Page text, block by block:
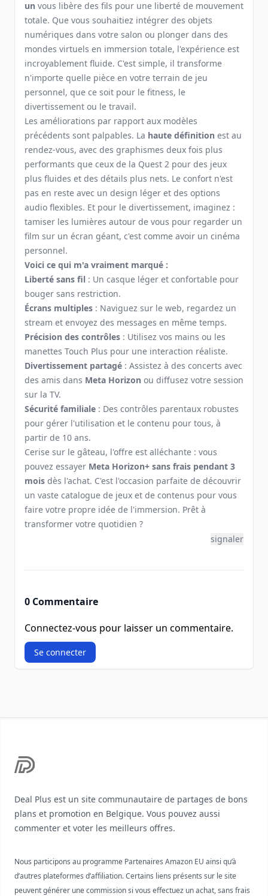
un vous libère des fils pour une liberté de mouvement
totale. Que vous souhaitiez intégrer des objets
numériques dans votre salon ou plonger dans des
mondes virtuels en immersion totale, l'expérience est
incroyablement fluide. C'est simple, il transforme
n'importe quelle pièce en votre terrain de jeu
personnel, que ce soit pour le fitness, le
divertissement ou le travail.
Les améliorations par rapport aux modèles
précédents sont palpables. La haute définition est au
rendez-vous, avec des graphismes deux fois plus
performants que ceux de la Quest 2 pour des jeux
plus fluides et des détails plus nets. Le confort n'est
pas en reste avec un design léger et des options
audio flexibles. Et pour le divertissement, imaginez :
tamiser les lumières autour de vous pour regarder un
film sur un écran géant, c'est comme avoir un cinéma
personnel.
Voici ce qui m'a vraiment marqué :
Liberté sans fil : Un casque léger et confortable pour
bouger sans restriction.
Écrans multiples : Naviguez sur le web, regardez un
stream et envoyez des messages en même temps.
Précision des contrôles : Utilisez vos mains ou les
manettes Touch Plus pour une interaction réaliste.
Divertissement partagé : Assistez à des concerts avec
des amis dans Meta Horizon ou diffusez votre session
sur la TV.
Sécurité familiale : Des contrôles parentaux robustes
pour gérer l'utilisation et le contenu pour tous, à
partir de 10 ans.
Cerise sur le gâteau, l'offre est alléchante : vous
pouvez essayer Meta Horizon+ sans frais pendant 3
mois dès l'achat. C'est l'occasion parfaite de découvrir
un vaste catalogue de jeux et de contenus pour vous
faire votre propre idée de l'immersion. Prêt à
transformer votre quotidien ?
signaler
0 Commentaire
Connectez-vous pour laisser un commentaire.
Se connecter
Deal Plus est un site communautaire de partages de bons
plans et promotion en Belgique. Vous pouvez aussi
commenter et voter les meilleurs offres.
Nous participons au programme Partenaires Amazon EU ainsi qu’à
d’autres plateformes d’affiliation. Certains liens présents sur le site
peuvent générer une commission si vous effectuez un achat, sans frais